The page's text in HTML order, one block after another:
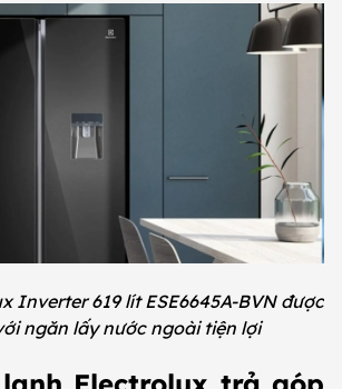
Inverter 619 lít ESE6645A-BVN được
ngăn lấy nước ngoài tiện lợi